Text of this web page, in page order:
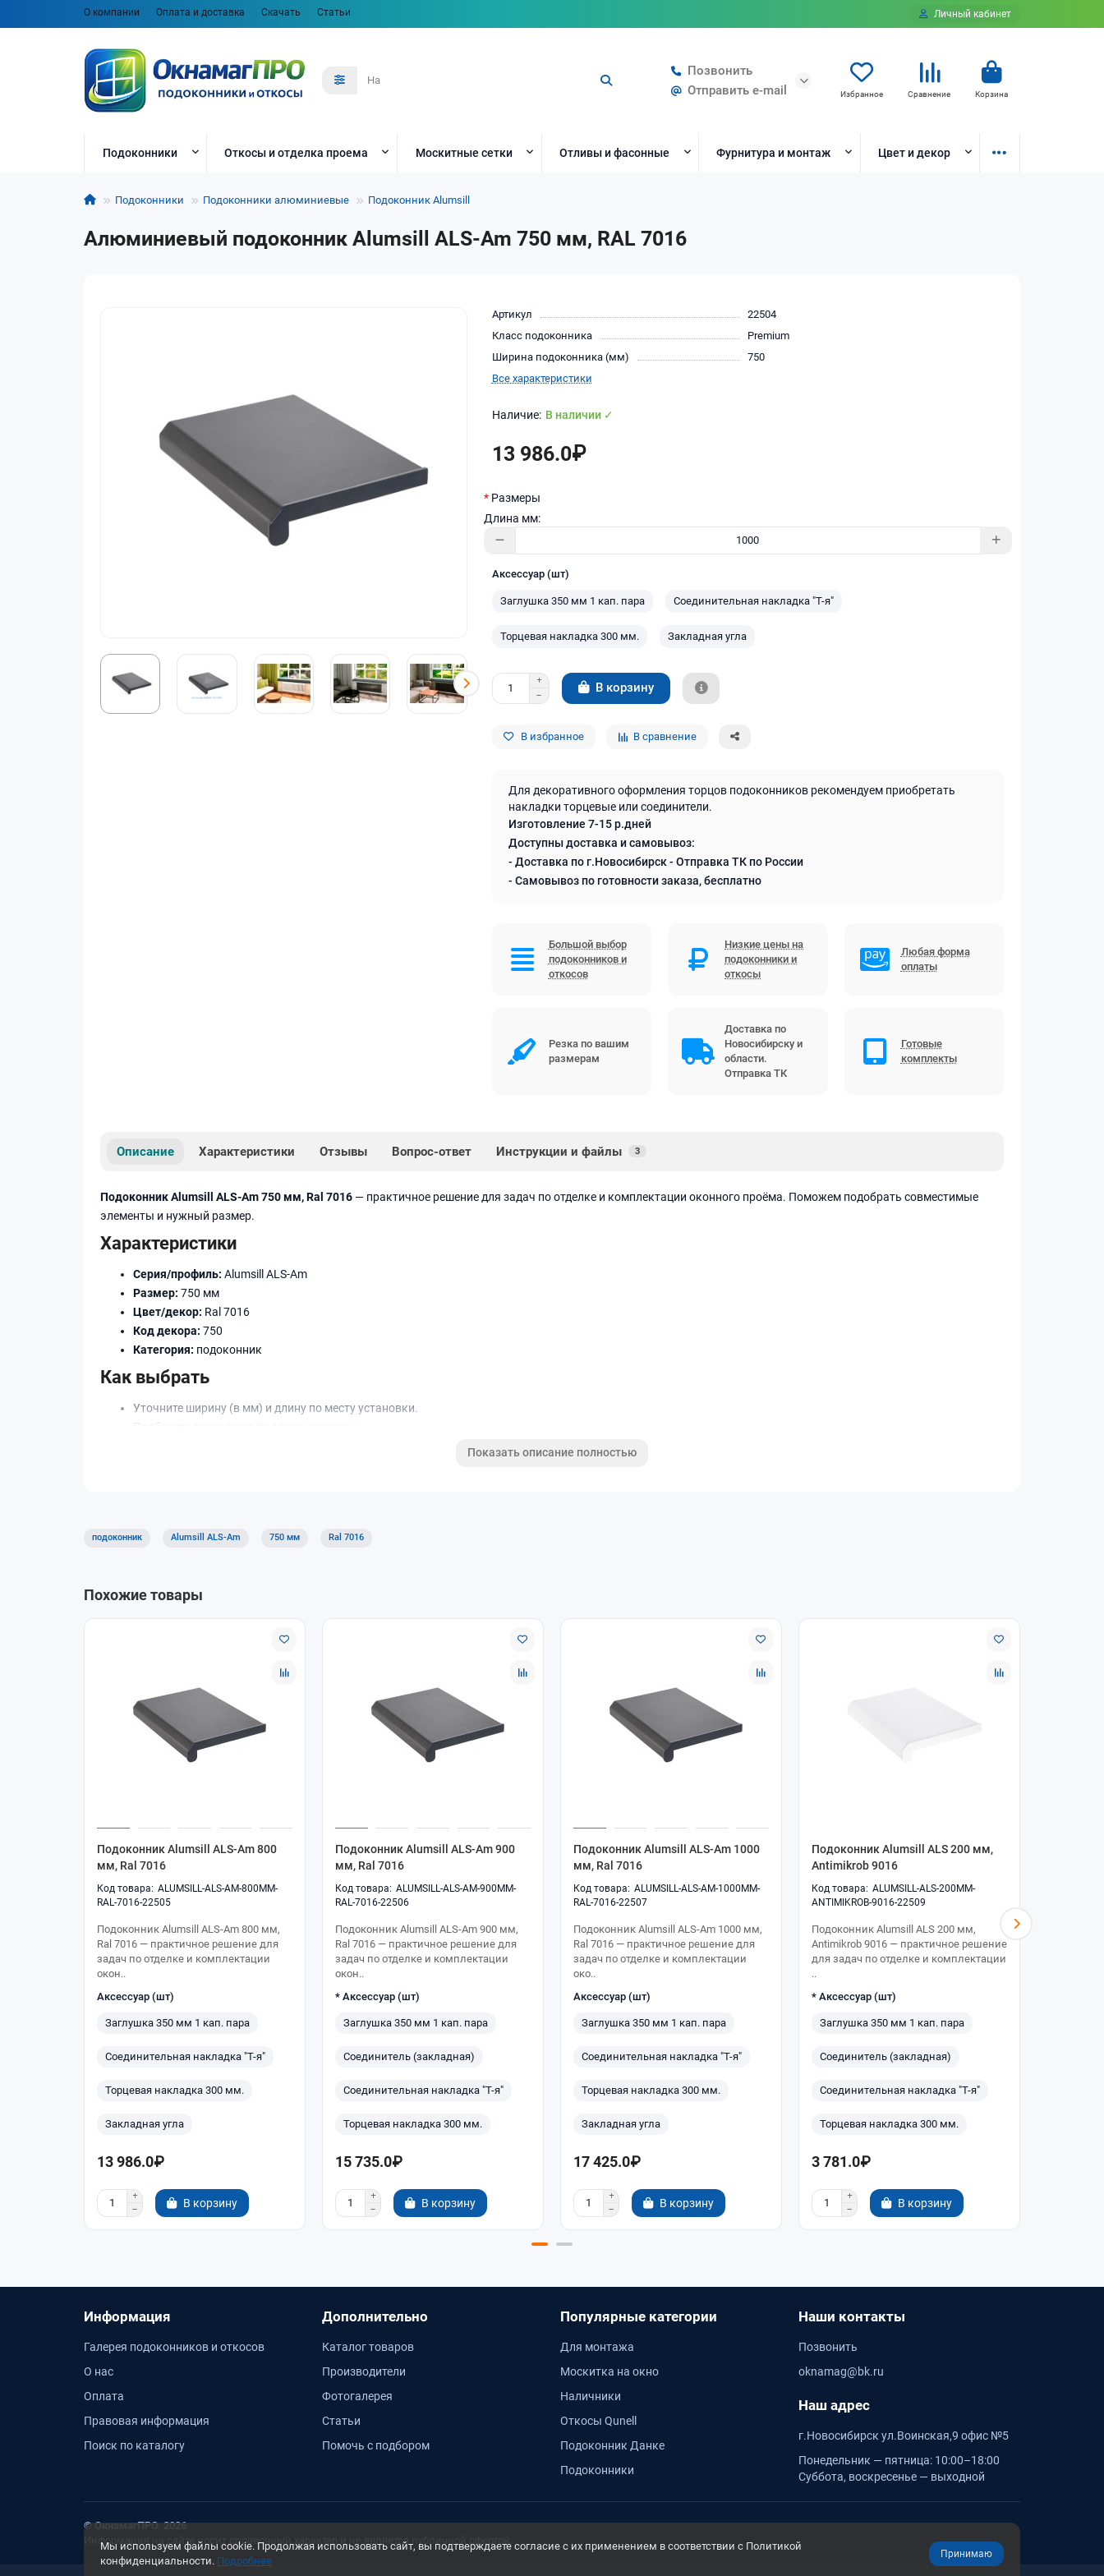
О компании Оплата и доставка Скачать Статьи Личный кабинет
Позвонить
Отправить e-mail
Избранное Сравнение Корзина
Подоконники Откосы и отделка проема Москитные сетки Отливы и фасонные Фурнитура и монтаж Цвет и декор
Подоконники Подоконники алюминиевые Подоконник Alumsill
Алюминиевый подоконник Alumsill ALS-Am 750 мм, RAL 7016
Артикул
22504
Класс подоконника
Premium
Ширина подоконника (мм)
750
Все характеристики
В наличии ✓
13 986.0₽
Размеры
Длина мм:
Аксессуар (шт)
Заглушка 350 мм 1 кап. пара Соединительная накладка "Т-я"
Торцевая накладка 300 мм. Закладная угла
В корзину
В избранное В сравнение
Для декоративного оформления торцов подоконников рекомендуем приобретать
накладки торцевые или соединители.
Изготовление 7-15 р.дней
Доступны доставка и самовывоз:
- Доставка по г.Новосибирск - Отправка ТК по России
- Самовывоз по готовности заказа, бесплатно
Большой выбор
подоконников и
откосов
Низкие цены на
подоконники и
откосы
Любая форма
оплаты
Резка по вашим
размерам
Доставка по
Новосибирску и
области.
Отправка ТК
Готовые
комплекты
Описание Характеристики Отзывы Вопрос-ответ Инструкции и файлы 3
Подоконник Alumsill ALS-Am 750 мм, Ral 7016 — практичное решение для задач по отделке и комплектации оконного проёма. Поможем подобрать совместимые
элементы и нужный размер.
Характеристики
Серия/профиль: Alumsill ALS-Am
Размер: 750 мм
Цвет/декор: Ral 7016
Код декора: 750
Категория: подоконник
Как выбрать
Уточните ширину (в мм) и длину по месту установки.
При необходимости добавьте торцевые заглушки, соединители и профиль примыкания.
Удобное оформление заказа онлайн.
Самовывоз и доставка по согласованию.
Показать описание полностью
подоконник Alumsill ALS-Am 750 мм Ral 7016
Похожие товары
Подоконник Alumsill ALS-Am 800
мм, Ral 7016
ALUMSILL-ALS-AM-800MM-
RAL-7016-22505
Подоконник Alumsill ALS-Am 800 мм,
Ral 7016 — практичное решение для
задач по отделке и комплектации
окон..
Аксессуар (шт)
Заглушка 350 мм 1 кап. пара
Соединительная накладка "Т-я"
Торцевая накладка 300 мм.
Закладная угла
13 986.0₽
В корзину
Подоконник Alumsill ALS-Am 900
мм, Ral 7016
ALUMSILL-ALS-AM-900MM-
RAL-7016-22506
Подоконник Alumsill ALS-Am 900 мм,
Ral 7016 — практичное решение для
задач по отделке и комплектации
окон..
* Аксессуар (шт)
Заглушка 350 мм 1 кап. пара
Соединитель (закладная)
Соединительная накладка "Т-я"
Торцевая накладка 300 мм.
15 735.0₽
В корзину
Подоконник Alumsill ALS-Am 1000
мм, Ral 7016
ALUMSILL-ALS-AM-1000MM-
RAL-7016-22507
Подоконник Alumsill ALS-Am 1000 мм,
Ral 7016 — практичное решение для
задач по отделке и комплектации
око..
Аксессуар (шт)
Заглушка 350 мм 1 кап. пара
Соединительная накладка "Т-я"
Торцевая накладка 300 мм.
Закладная угла
17 425.0₽
В корзину
Подоконник Alumsill ALS 200 мм,
Antimikrob 9016
ALUMSILL-ALS-200MM-
ANTIMIKROB-9016-22509
Подоконник Alumsill ALS 200 мм,
Antimikrob 9016 — практичное решение
для задач по отделке и комплектации
..
* Аксессуар (шт)
Заглушка 350 мм 1 кап. пара
Соединитель (закладная)
Соединительная накладка "Т-я"
Торцевая накладка 300 мм.
3 781.0₽
В корзину
Мы используем файлы cookie. Продолжая использовать сайт, вы подтверждаете согласие с их применением в соответствии с Политикой
конфиденциальности. Подробнее
Принимаю
Информация
Галерея подоконников и откосов
О нас
Оплата
Правовая информация
Поиск по каталогу
Дополнительно
Каталог товаров
Производители
Фотогалерея
Статьи
Помочь с подбором
Популярные категории
Для монтажа
Москитка на окно
Наличники
Откосы Qunell
Подоконник Данке
Подоконники
Наши контакты
Позвонить
oknamag@bk.ru
Наш адрес
г.Новосибирск ул.Воинская,9 офис №5
Понедельник — пятница: 10:00–18:00
Суббота, воскресенье — выходной
© ОкнамагПРО. 2026
Информация на сайте носит справочный характер и не является публичной офертой.